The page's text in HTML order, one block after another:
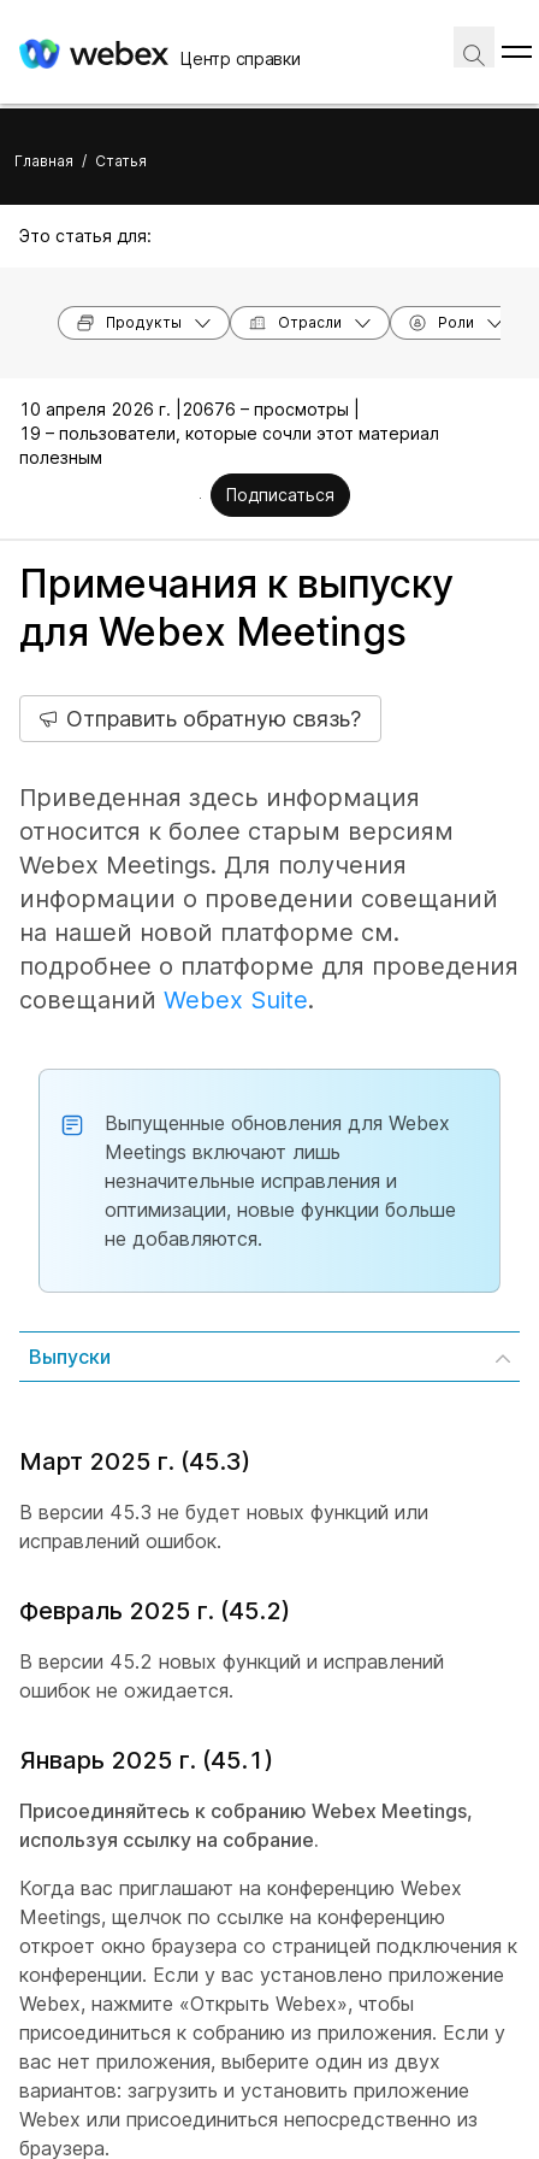
Центр справки
Главная / Статья
Это статья для:
Продукты Отрасли Роли
10 апреля 2026 г. |
20676 – просмотры |
19 – пользователи, которые сочли этот материал
полезным
Подписаться
Примечания к выпуску
для Webex Meetings
Отправить обратную связь?
Приведенная здесь информация
относится к более старым версиям
Webex Meetings. Для получения
информации о проведении совещаний
на нашей новой платформе см.
подробнее о платформе для проведения
совещаний Webex Suite.
Выпущенные обновления для Webex
Meetings включают лишь
незначительные исправления и
оптимизации, новые функции больше
не добавляются.
Выпуски
Март 2025 г. (45.3)
В версии 45.3 не будет новых функций или
исправлений ошибок.
Февраль 2025 г. (45.2)
В версии 45.2 новых функций и исправлений
ошибок не ожидается.
Январь 2025 г. (45.1)
Присоединяйтесь к собранию Webex Meetings,
используя ссылку на собрание.
Когда вас приглашают на конференцию Webex
Meetings, щелчок по ссылке на конференцию
откроет окно браузера со страницей подключения к
конференции. Если у вас установлено приложение
Webex, нажмите «Открыть Webex», чтобы
присоединиться к собранию из приложения. Если у
вас нет приложения, выберите один из двух
вариантов: загрузить и установить приложение
Webex или присоединиться непосредственно из
браузера.